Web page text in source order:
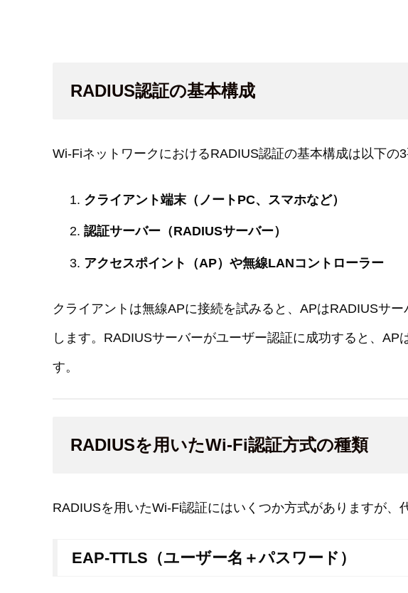
RADIUS認証の基本構成
Wi-FiネットワークにおけるRADIUS認証の基本構成は以下の3
クライアント端末（ノートPC、スマホなど）
認証サーバー（RADIUSサーバー）
アクセスポイント（AP）や無線LANコントローラー
クライアントは無線APに接続を試みると、APはRADIUSサ
します。RADIUSサーバーがユーザー認証に成功すると、AP
す。
RADIUSを用いたWi-Fi認証方式の種類
RADIUSを用いたWi-Fi認証にはいくつか方式がありますが、
EAP-TTLS（ユーザー名＋パスワード）